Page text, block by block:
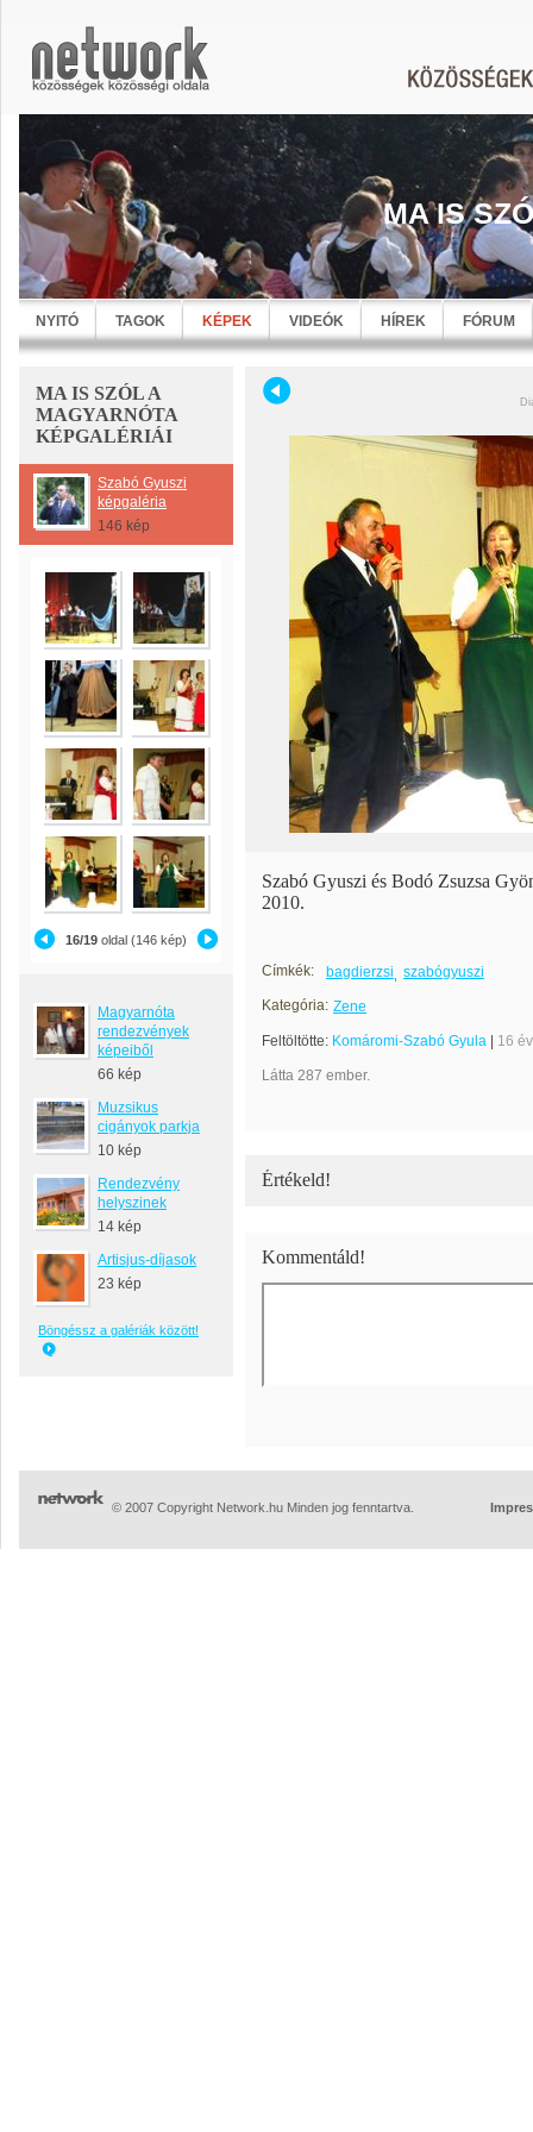
MA IS
NYITÓ TAGOK KÉPEK VIDEÓK HÍREK FÓRUM
MA IS SZÓL A
MAGYARNÓTA
KÉPGALÉRIÁI
Szabó Gyuszi
képgaléria
146 kép
16/19 oldal (146 kép)
Magyarnóta
rendezvények
képeiből
66 kép
Muzsikus
cigányok parkja
10 kép
Rendezvény
helyszinek
14 kép
Artisjus-díjasok
23 kép
Böngéssz a galériák között!
Szabó Gyuszi és Bodó Zsuzsa
2010.
Címkék: bagdierzsi
szabógyuszi
Kategória: Zene
Feltöltötte: Komáromi-Szabó Gyula 16
Látta 287 ember.
Értékeld!
Kommentáld!
© 2007 Copyright Network.hu Minden jog fenntartva.